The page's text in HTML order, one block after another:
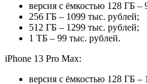
версия с ёмкостью 128 ГБ –
256 ГБ – 1099 тыс. рублей;
512 ГБ – 1299 тыс. рублей;
1 ТБ – 99 тыс. рублей.
iPhone 13 Pro Max:
версия с ёмкостью 128 ГБ –